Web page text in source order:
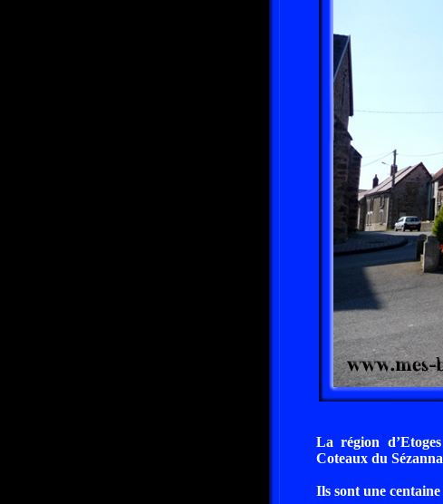
La région
Coteaux du
Ils sont une